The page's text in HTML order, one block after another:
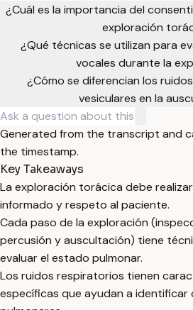
¿Cuál es la importancia del
exploración
¿Qué técnicas se utilizan para
vocales durante la
¿Cómo se diferencian los
vesiculares en la
Generated from the transcript and
the timestamp.
Key Takeaways
La exploración torácica debe
informado y respeto al paciente.
Cada paso de la exploración
percusión y auscultación) tiene
evaluar el estado pulmonar.
Los ruidos respiratorios tienen
específicas que ayudan a identificar